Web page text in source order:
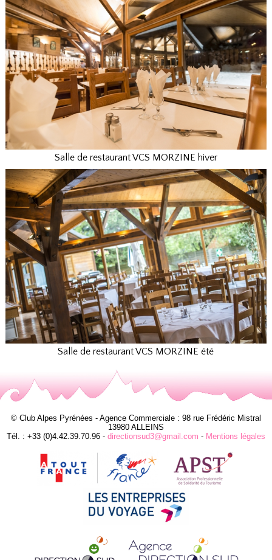
Salle de restaurant VCS MORZINE hiver
Salle de restaurant VCS MORZINE été
© Club Alpes Pyrénées - Agence Commerciale : 98 rue Frédéric Mistral
13980 ALLEINS
Tél. : +33 (0)4.42.39.70.96 - directionsud3@gmail.com - Mentions légales